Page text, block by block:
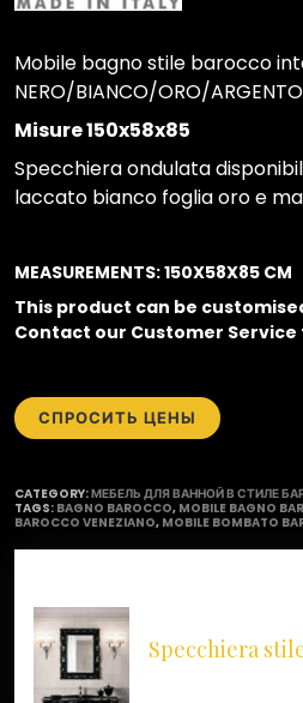
Mobile bagno stile barocco
NERO/BIANCO/ORO/
Misure 150x58x85
Specchiera ondulata
laccato bianco foglia oro e
MEASUREMENTS: 150X58X85 CM
This product can be
Contact our Customer
СПРОСИТЬ ЦЕНЫ
CATEGORY:МЕБЕЛЬ ДЛЯ ВАННОЙ В СТИЛЕ
TAGS: BAGNO BAROCCO, MOBILE BAGNO
BAROCCO VENEZIANO, MOBILE BOMBATO
Specchiera